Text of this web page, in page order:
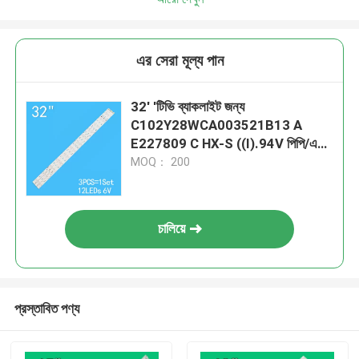
এর সেরা মূল্য পান
32' 'টিভি ব্যাকলাইট জন্য
C102Y28WCA003521B13 A
E227809 C HX-S ((I).94V পিপি/এমপি
V7.0 পিচ 51mm
MOQ： 200
চালিয়ে
প্রস্তাবিত পণ্য